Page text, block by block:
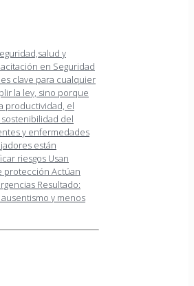
y
en Seguridad
clave para cualquier
la ley, sino porque
productividad, el
del
y enfermedades
están
riesgos Usan
protección Actúan
Resultado:
y menos